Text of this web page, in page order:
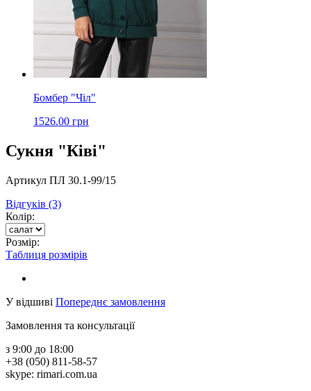
Бомбер "Чіл"
1526.00 грн
Сукня "Ківі"
Артикул ПЛ 30.1-99/15
Відгуків (3)
Колір:
Розмір:
Таблиця розмірів
У відшиві Попереднє замовлення
Замовлення та консультації
з 9:00 до 18:00
+38 (050) 811-58-57
skype: rimari.com.ua